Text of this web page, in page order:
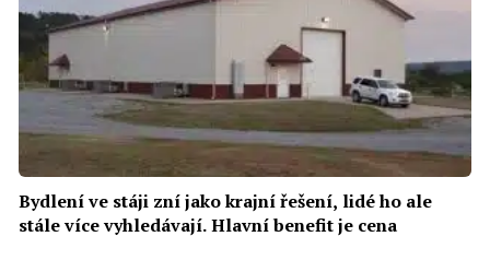
Bydlení ve stáji zní jako krajní řešení, lidé ho ale
stále více vyhledávají. Hlavní benefit je cena